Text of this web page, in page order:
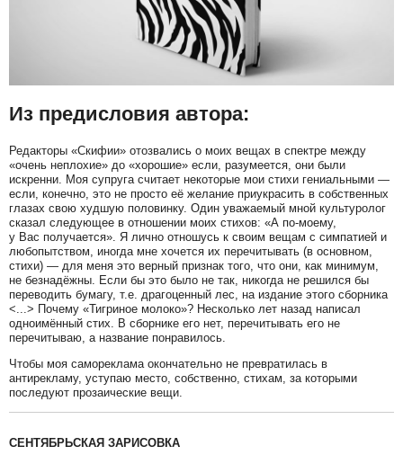
Из предисловия автора:
Редакторы «Скифии» отозвались о моих вещах в спектре между
«очень неплохие» до «хорошие» если, разумеется, они были
искренни. Моя супруга считает некоторые мои стихи гениальными —
если, конечно, это не просто её желание приукрасить в собственных
глазах свою худшую половинку. Один уважаемый мной культуролог
сказал следующее в отношении моих стихов: «А по-моему,
у Вас получается». Я лично отношусь к своим вещам с симпатией и
любопытством, иногда мне хочется их перечитывать (в основном,
стихи) — для меня это верный признак того, что они, как минимум,
не безнадёжны. Если бы это было не так, никогда не решился бы
переводить бумагу, т.е. драгоценный лес, на издание этого сборника
<...> Почему «Тигриное молоко»? Несколько лет назад написал
одноимённый стих. В сборнике его нет, перечитывать его не
перечитываю, а название понравилось.
Чтобы моя самореклама окончательно не превратилась в
антирекламу, уступаю место, собственно, стихам, за которыми
последуют прозаические вещи.
СЕНТЯБРЬСКАЯ ЗАРИСОВКА